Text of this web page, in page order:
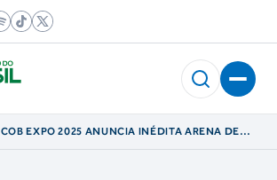
COB EXPO 2025 ANUNCIA INÉDITA ARENA DE